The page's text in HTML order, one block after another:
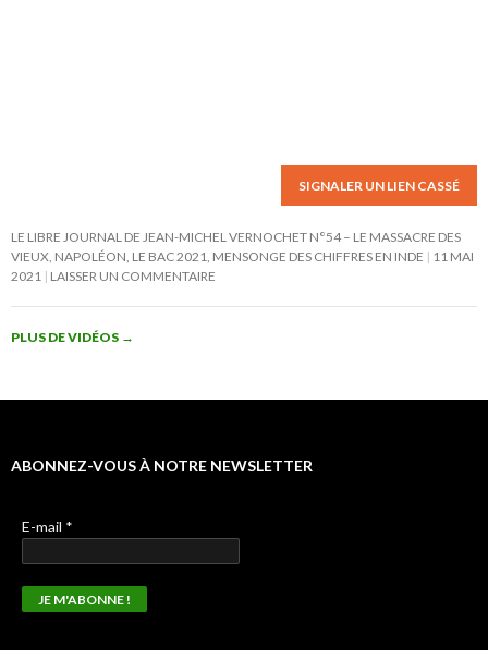
SIGNALER UN LIEN CASSÉ
LE LIBRE JOURNAL DE JEAN-MICHEL VERNOCHET N°54 – LE MASSACRE DES
VIEUX, NAPOLÉON, LE BAC 2021, MENSONGE DES CHIFFRES EN INDE
11 MAI
2021 LAISSER UN COMMENTAIRE
PLUS DE VIDÉOS →
ABONNEZ-VOUS À NOTRE NEWSLETTER
E-mail *